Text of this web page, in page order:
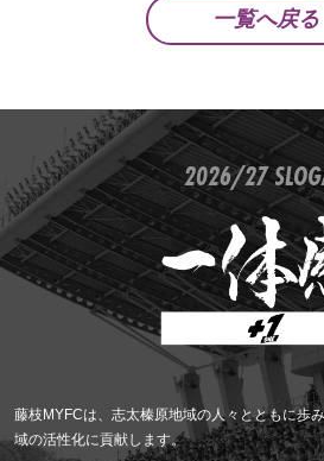
一覧へ戻る
2026/27
藤枝MYFCは、志太榛原地域の人々とともに歩
域の活性化に貢献します。